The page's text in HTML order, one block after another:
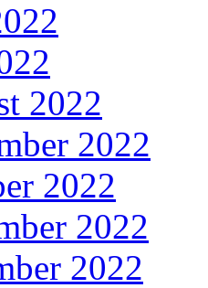
2022
2022
2022
2022
2022